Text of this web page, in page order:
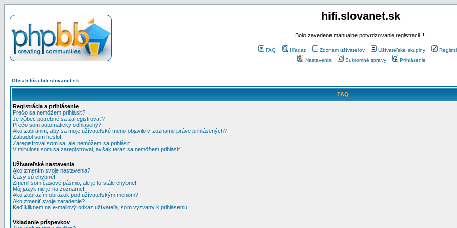
hifi.slovanet.sk
Bolo zavedene manualne potvrdzovanie registracii !!!
FAQ Hľadať Zoznam užívateľov Užívateľské skupiny
Nastavenia
Súkromné správy Prihlásenie
Obsah fóra hifi.slovanet.sk
FAQ
Registrácia a prihlásenie
Prečo sa nemôžem prihlásiť?
Je vôbec potrebné sa zaregistrovať?
Prečo som automaticky odhlásený?
Ako zabránim, aby sa moje užívateľské meno objavilo v zozname práve prihlásených?
Zabudol som heslo!
Zaregistroval som sa, ale nemôžem sa prihlásiť!
V minulosti som sa zaregistroval, avšak teraz sa nemôžem prihlásiť!
Užívateľské nastavenia
Ako zmením svoje nastavenia?
Časy sú chybné!
Zmenil som časové pásmo, ale je to stále chybne!
Môj jazyk nie je na zozname!
Ako zobrazím obrázok pod užívateľským menom?
Ako zmeniť svoje zaradenie?
Keď kliknem na e-mailový odkaz užívateľa, som vyzvaný k prihláseniu!
Vkladanie príspevkov